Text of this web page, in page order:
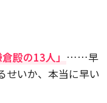
殿の13人」 ……早
せいか、本当に早い